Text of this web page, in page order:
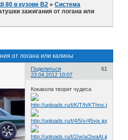
80 в кузове В2 »Система
зажигания от логана или
от логана или калины
Поделиться
61
23.04.2012 10:07
Кокакола творит чудеса